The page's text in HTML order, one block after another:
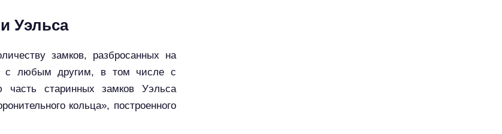
Уэльса
замков, разбросанных на
с любым другим, в том числе с
старинных замков Уэльса
кольца», построенного